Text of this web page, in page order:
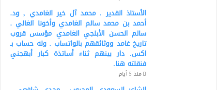
الأستاذ القدير . محمد آل خير الغامدي , ود.
أحمد بن محمد سالم الغامدي وأخونا الغالي .
سالم الحسن الأبلجي الغامدي مؤسس قروب
تاريخ غامد ووثائقهم بالواتساب . وله حساب بـ
اكس. دار بينهم ثناء أساتذة كبار أبهجني
فنقلته هنا.
منذ 5 أيام